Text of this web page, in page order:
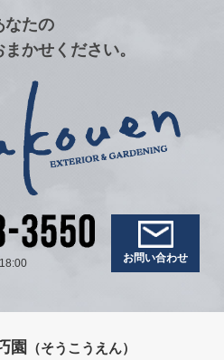
なたの
かせください。
お問い合わせ
園 （そうこうえん）